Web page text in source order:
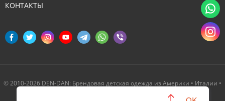
КОНТАКТЫ
© 2010-2026 DEN-DAN: Брендовая детская одежда из Америки • Италии •